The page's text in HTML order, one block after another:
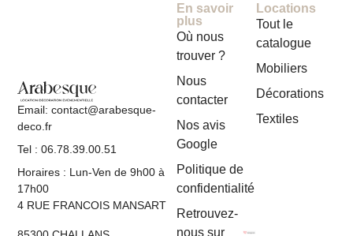
Email: contact@arabesque-
deco.fr
Tel : 06.78.39.00.51
Horaires : Lun-Ven de 9h00 à
17h00
4 RUE FRANCOIS MANSART
Locations
Tout le
catalogue
Mobiliers
Décorations
Textiles
En savoir
plus
Où nous
trouver ?
Nous
contacter
Nos avis
Google
Politique de
confidentialité
Retrouvez-
nous sur